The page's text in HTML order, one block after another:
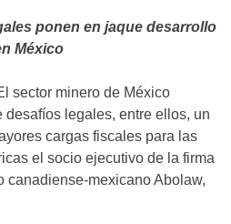
ponen en jaque desarrollo
México
sector minero de México
legales, entre ellos, un
cargas fiscales para las
el socio ejecutivo de la firma
canadiense-mexicano Abolaw,